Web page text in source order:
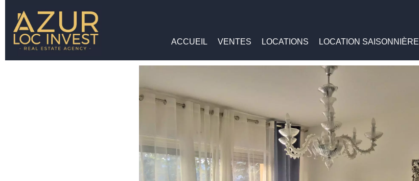
ACCUEIL VENTES LOCATIONS LOCATION SAISONNIÈRE